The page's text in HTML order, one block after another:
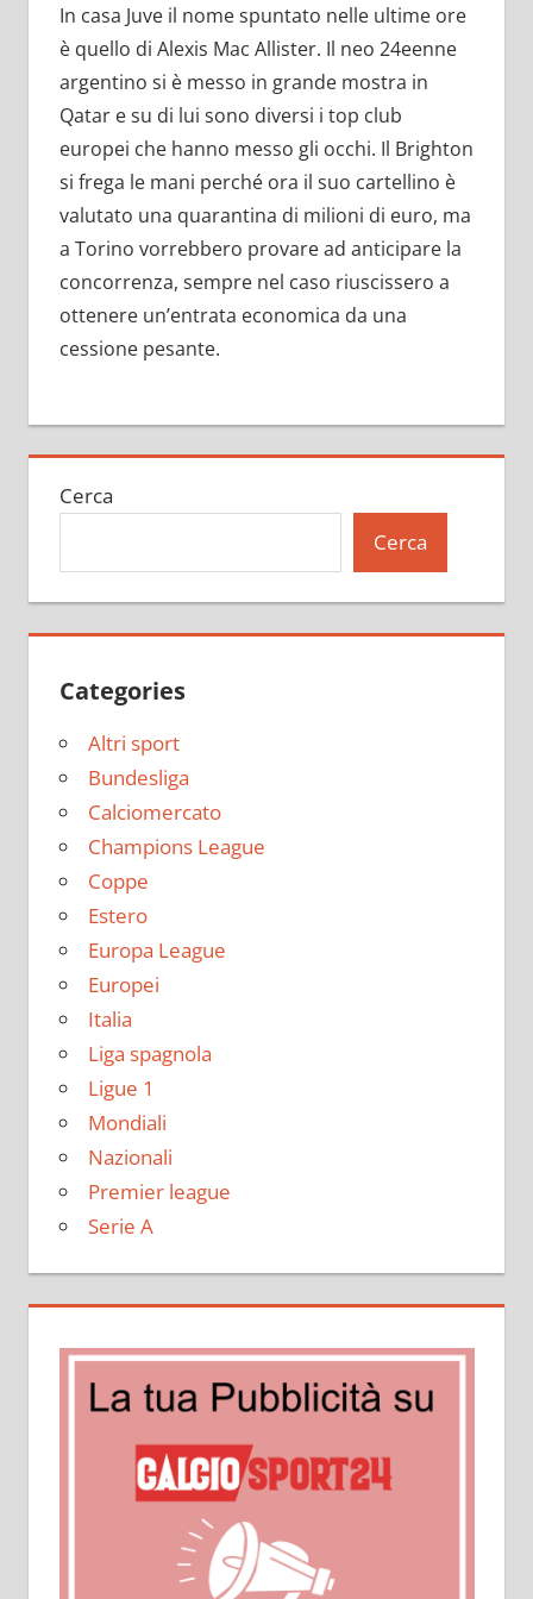
In casa Juve il nome spuntato nelle ultime ore
è quello di Alexis Mac Allister. Il neo 24eenne
argentino si è messo in grande mostra in
Qatar e su di lui sono diversi i top club
europei che hanno messo gli occhi. Il Brighton
si frega le mani perché ora il suo cartellino è
valutato una quarantina di milioni di euro, ma
a Torino vorrebbero provare ad anticipare la
concorrenza, sempre nel caso riuscissero a
ottenere un’entrata economica da una
cessione pesante.
Cerca
Cerca
Categories
Altri sport
Bundesliga
Calciomercato
Champions League
Coppe
Estero
Europa League
Europei
Italia
Liga spagnola
Ligue 1
Mondiali
Nazionali
Premier league
Serie A